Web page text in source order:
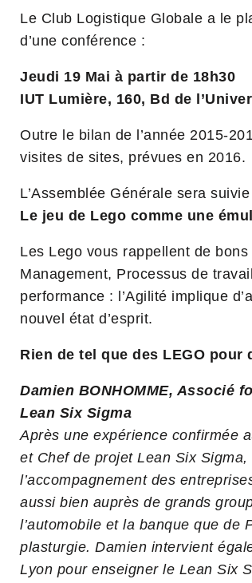
Le Club Logistique Globale a le
d’une conférence :
Jeudi 19 Mai à partir de 18h30
IUT Lumière, 160, Bd de
Outre le bilan de l’année 2015-
visites de sites, prévues en 2016.
L’Assemblée Générale sera
Le jeu de Lego comme une
Les Lego vous rappellent de
Management, Processus de
performance : l’Agilité implique
nouvel état d’esprit.
Rien de tel que des LEGO
Damien BONHOMME, Associé
Lean Six Sigma
Après une expérience confirmée
et Chef de projet Lean Six
l’accompagnement des
aussi bien auprès de grands
l’automobile et la banque que de
plasturgie. Damien intervient
Lyon pour enseigner le Lean Six